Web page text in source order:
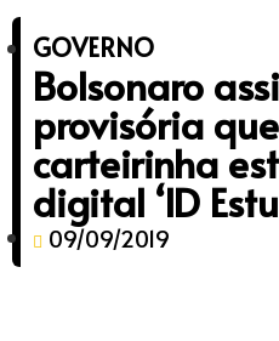
GOVERNO
Bolsonaro
provisória
carteirinha
digital ‘ID
09/09/2019